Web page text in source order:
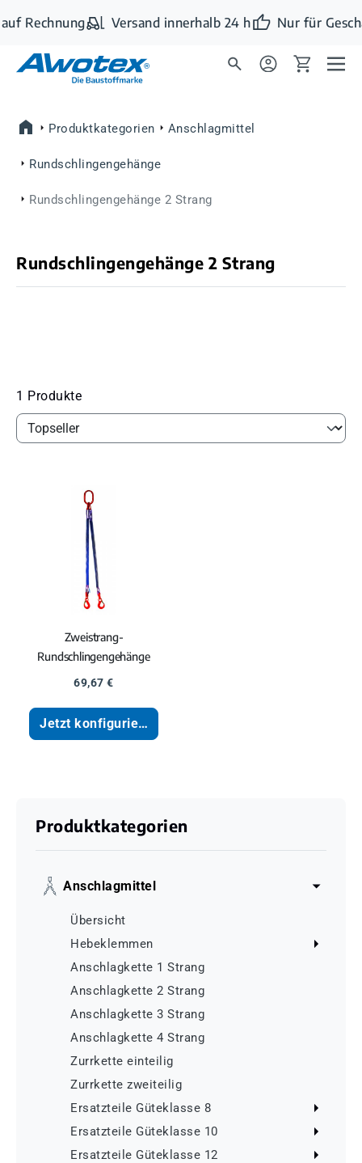
Zum Hauptinhalt springen
Rechnung Versand innerhalb 24 h Nur für
Produktkategorien Anschlagmittel
Rundschlingengehänge
Rundschlingengehänge 2 Strang
Rundschlingengehänge 2 Strang
1 Produkte
Zweistrang-
Rundschlingengehänge
Regulärer Preis:
69,67 €
Jetzt konfigurieren
Produktkategorien
Anschlagmittel
Übersicht
Hebeklemmen
Anschlagkette 1 Strang
Anschlagkette 2 Strang
Anschlagkette 3 Strang
Anschlagkette 4 Strang
Zurrkette einteilig
Zurrkette zweiteilig
Ersatzteile Güteklasse 8
Ersatzteile Güteklasse 10
Ersatzteile Güteklasse 12